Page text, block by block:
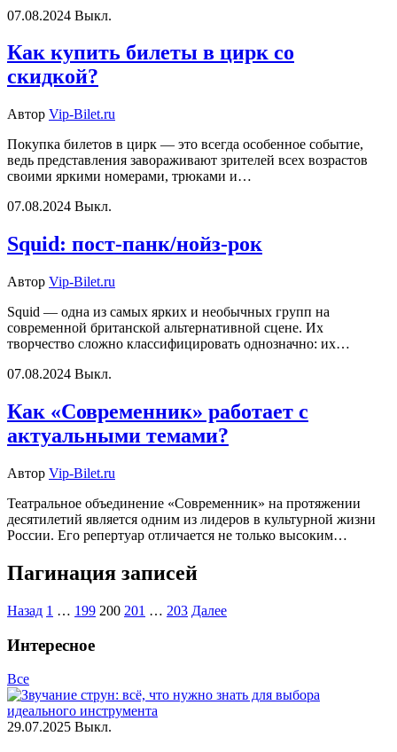
07.08.2024 Выкл.
Как купить билеты в цирк со
скидкой?
Автор Vip-Bilet.ru
Покупка билетов в цирк — это всегда особенное событие,
ведь представления завораживают зрителей всех возрастов
своими яркими номерами, трюками и…
07.08.2024 Выкл.
Squid: пост-панк/нойз-рок
Автор Vip-Bilet.ru
Squid — одна из самых ярких и необычных групп на
современной британской альтернативной сцене. Их
творчество сложно классифицировать однозначно: их…
07.08.2024 Выкл.
Как «Современник» работает с
актуальными темами?
Автор Vip-Bilet.ru
Театральное объединение «Современник» на протяжении
десятилетий является одним из лидеров в культурной жизни
России. Его репертуар отличается не только высоким…
Пагинация записей
Назад 1 … 199 200 201 … 203 Далее
Интересное
Все
29.07.2025 Выкл.